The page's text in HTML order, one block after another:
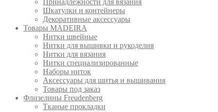
Принадлежности для вязания
Шкатулки и контейнеры
Декоративные аксессуары
Товары MADEIRA
Нитки швейные
Нитки для вышивки и рукоделия
Нитки для вязания
Нитки специализированные
Наборы ниток
Аксессуары для шитья и вышивания
Товары под заказ
Флизелины Freudenberg
Тканые прокладки